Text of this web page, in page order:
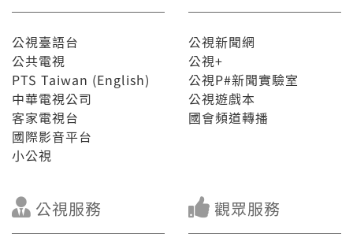
公視臺語台
公共電視
PTS Taiwan (English)
中華電視公司
客家電視台
國際影音平台
小公視
公視新聞網
公視+
公視P#新聞實驗室
公視遊戲本
國會頻道轉播
公視服務 觀眾服務